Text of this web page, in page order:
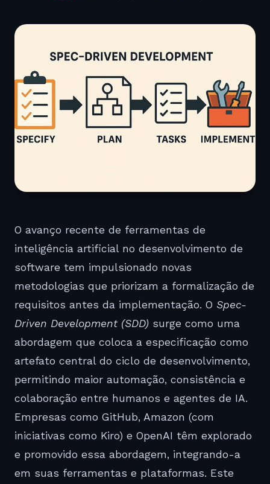
O avanço recente de ferramentas de
inteligência artificial no desenvolvimento de
software tem impulsionado novas
metodologias que priorizam a formalização de
requisitos antes da implementação. O Spec-
Driven Development (SDD) surge como uma
abordagem que coloca a especificação como
artefato central do ciclo de desenvolvimento,
permitindo maior automação, consistência e
colaboração entre humanos e agentes de IA.
Empresas como GitHub, Amazon (com
iniciativas como Kiro) e OpenAI têm explorado
e promovido essa abordagem, integrando-a
em suas ferramentas e plataformas. Este